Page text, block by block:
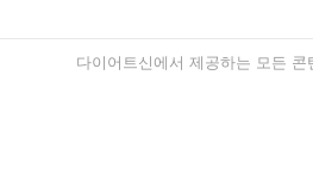
다이어트신에서 제공하는 모든